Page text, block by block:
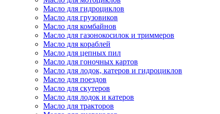
Масло для гидроциклов
Масло для грузовиков
Масло для комбайнов
Масло для газонокосилок и триммеров
Масло для кораблей
Масло для цепных пил
Масло для гоночных картов
Масло для лодок, катеров и гидроциклов
Масло для поездов
Масло для скутеров
Масло для лодок и катеров
Масло для тракторов